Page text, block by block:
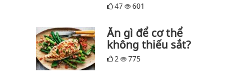
47 601
Ăn gì để cơ thể
không thiếu sắt?
2 775